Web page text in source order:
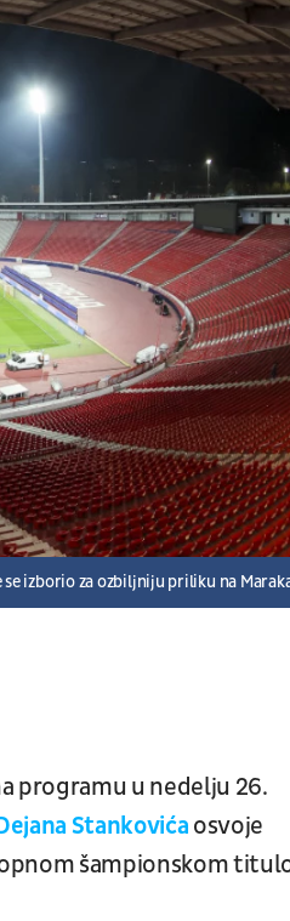
se izborio za ozbiljniju priliku na
programu u nedelju 26.
Stankovića osvoje
šampionskom